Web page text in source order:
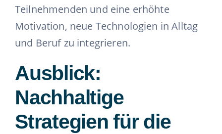
Teilnehmenden und eine erhöhte
Motivation, neue Technologien in Alltag
und Beruf zu integrieren.
Ausblick:
Nachhaltige
Strategien für die